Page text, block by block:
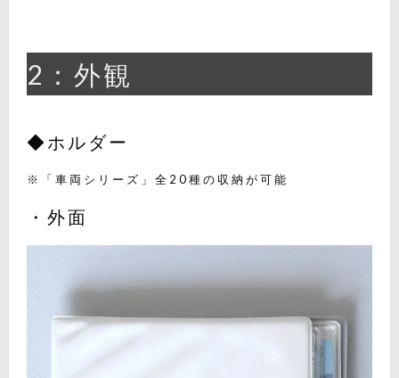
2：外観
◆ホルダー
※「車両シリーズ」全20種の収納が可能
・外面